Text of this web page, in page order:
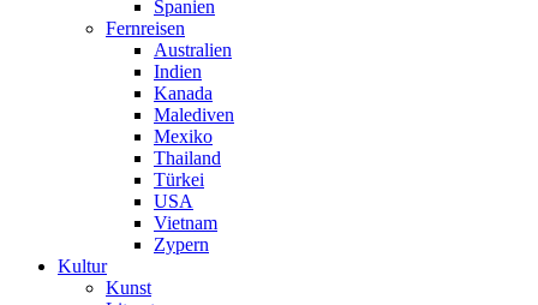
Spanien
Fernreisen
Australien
Indien
Kanada
Malediven
Mexiko
Thailand
Türkei
USA
Vietnam
Zypern
Kultur
Kunst